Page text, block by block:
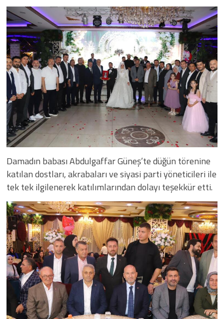
Damadın babası Abdulgaffar Güneş’te düğün törenine
katılan dostları, akrabaları ve siyasi parti yöneticileri ile
tek tek ilgilenerek katılımlarından dolayı teşekkür etti.